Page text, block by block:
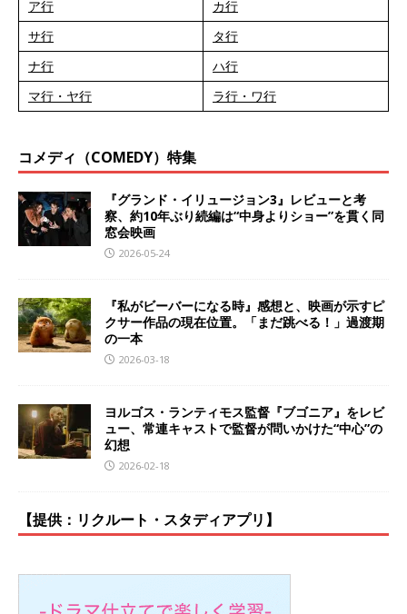
ア行
カ行
サ行
タ行
ナ行
ハ行
マ行・ヤ行
ラ行・ワ行
コメディ（COMEDY）特集
『グランド・イリュージョン3』レビューと考
察、約10年ぶり続編は“中身よりショー”を貫く同
窓会映画
2026-05-24
『私がビーバーになる時』感想と、映画が示すピ
クサー作品の現在位置。「まだ跳べる！」過渡期
の一本
2026-03-18
ヨルゴス・ランティモス監督『ブゴニア』をレビ
ュー、常連キャストで監督が問いかけた“中心”の
幻想
2026-02-18
【提供：リクルート・スタディアプリ】